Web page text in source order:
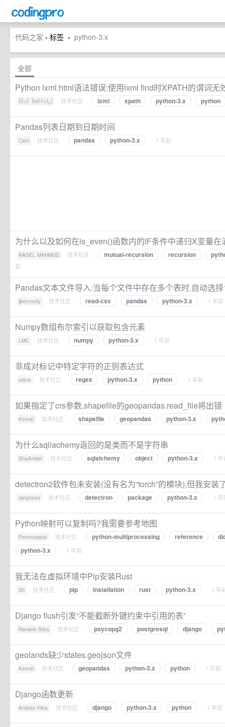
代码之家 › 标签 › python-3.x
全部
Python lxml.html语法错误:使用lxml find时XPATH的谓词无
ÎÎ­Î½Î· ÎÎ®Î¹Î½Î¿Ï · 技术社区 · lxml xpath python-3.x python
Pandas列表日期到日期时间
Cam · 技术社区 · pandas python-3.x · 1 年前
为什么以及如何在is_even()函数内的IF条件中递归X变量在
RASEL MAHMUD · 技术社区 · mutual-recursion recursion
前
Pandas文本文件导入:当每个文件中存在多个表时,自动选
jjkennedy · 技术社区 · read-csv pandas python-3.x · 1 年前
Numpy数组布尔索引以获取包含元素
LMC · 技术社区 · numpy python-3.x · 1 年前
非成对标记中特定字符的正则表达式
vr8ce · 技术社区 · regex python-3.x python · 1 年前
如果指定了crs参数,shapefile的geopandas.read_file将出错
Kernel · 技术社区 · shapefile geopandas python-3.x
为什么sqllachemy返回的是类而不是字符串
ShaAnder · 技术社区 · sqlalchemy object python-3.x · 1 年
detectron2软件包未安装(没有名为“torch”的模块),但我安装
sixtytrees · 技术社区 · detectron package python-3.x · 1 年
Python映射可以复制吗?我需要参考地图
Pernoctador · 技术社区 · python-multiprocessing reference
python-3.x
· 1 年前
我无法在虚拟环境中Pip安装Rust
Sri · 技术社区 · pip installation rust python-3.x · 1 年
Django flush引发“不能截断外键约束中引用的表”
Raniere Silva · 技术社区 · psycopg2 postgresql django
geolands缺少states.geojson文件
Kernel · 技术社区 · geopandas python-3.x python · 1 年前
Django函数更新
Andres Vilca · 技术社区 · django python-3.x python · 1 年前